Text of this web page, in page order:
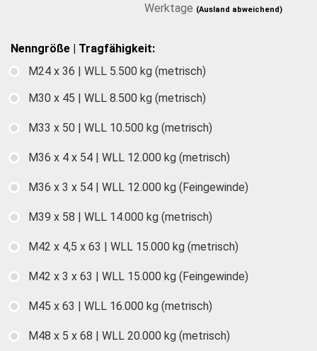
Werktage (Ausland abweichend)
Nenngröße | Tragfähigkeit:
M24 x 36 | WLL 5.500 kg (metrisch)
M30 x 45 | WLL 8.500 kg (metrisch)
M33 x 50 | WLL 10.500 kg (metrisch)
M36 x 4 x 54 | WLL 12.000 kg (metrisch)
M36 x 3 x 54 | WLL 12.000 kg (Feingewinde)
M39 x 58 | WLL 14.000 kg (metrisch)
M42 x 4,5 x 63 | WLL 15.000 kg (metrisch)
M42 x 3 x 63 | WLL 15.000 kg (Feingewinde)
M45 x 63 | WLL 16.000 kg (metrisch)
M48 x 5 x 68 | WLL 20.000 kg (metrisch)